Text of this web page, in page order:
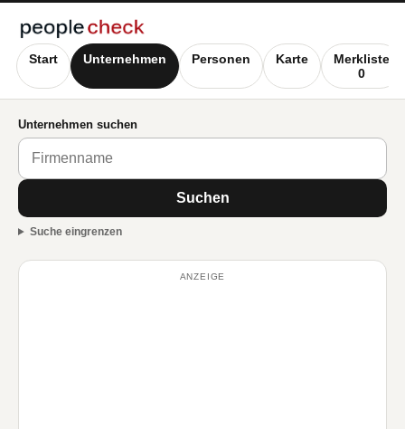
Start Unternehmen Personen Karte
Merkliste
0
Unternehmen suchen
Suchen
Suche eingrenzen
ANZEIGE